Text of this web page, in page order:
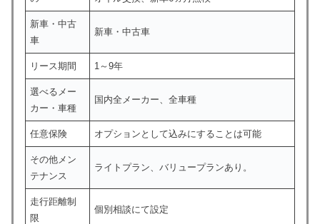
新車・中古
車
新車・中古車
リース期間 1～9年
選べるメー
カー・車種
国内全メーカー、全車種
任意保険 オプションとして込みにすることは可能
その他メン
テナンス
ライトプラン、バリュープランあり。
走行距離制
限
個別相談にて設定